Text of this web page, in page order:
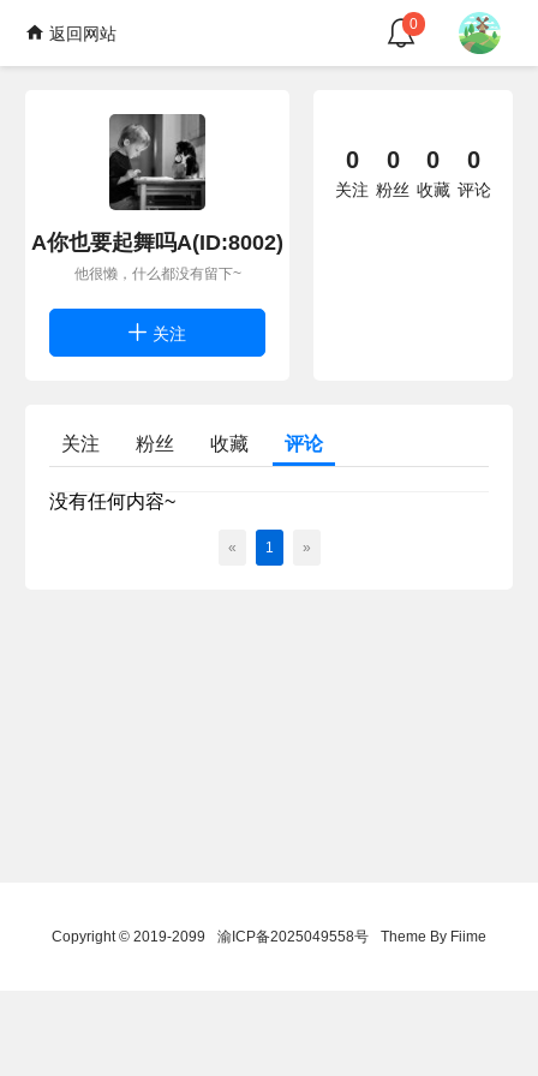
返回网站 0
A你也要起舞吗A(ID:8002)
他很懒，什么都没有留下~
关注
0
关注
0
粉丝
0
收藏
0
评论
关注 粉丝 收藏 评论
没有任何内容~
« 1 »
Copyright © 2019-2099 渝ICP备2025049558号 Theme By Fiime